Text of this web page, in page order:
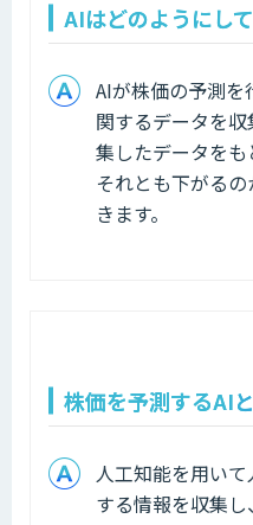
AIはどのようにし
AIが株価の予測
関するデータを
集したデータをも
それとも下がる
きます。
株価を予測するAI
人工知能を用い
する情報を収集